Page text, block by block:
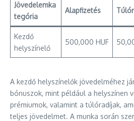
Jövedelemka
tegória
Alapfizetés
Kezdő
helyszínelő
500,000 HUF
A kezdő helyszínelők jövedelméhez
bónuszok, mint például a helyszínen
prémiumok, valamint a túlóradíjak,
teljes jövedelmet. A munka során